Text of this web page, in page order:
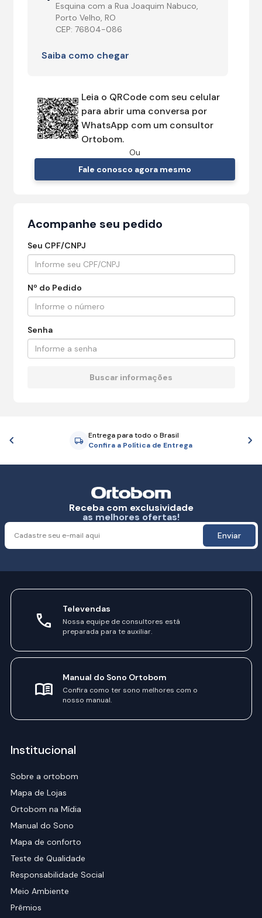
Esquina com a Rua Joaquim Nabuco,
Porto Velho, RO
CEP: 76804-086
Saiba como chegar
Leia o QRCode com seu celular
para abrir uma conversa por
WhatsApp com um consultor
Ortobom.
Ou
Fale conosco agora mesmo
Acompanhe seu pedido
Seu CPF/CNPJ
Nº do Pedido
Senha
Entrega para todo o Brasil
Confira a Política de Entrega
Anterior
Receba com exclusividade
as melhores ofertas!
Enviar
Televendas
Nossa equipe de consultores está
preparada para te auxiliar.
Manual do Sono Ortobom
Confira como ter sono melhores com o
nosso manual.
Institucional
Sobre a ortobom
Mapa de Lojas
Ortobom na Mídia
Manual do Sono
Mapa de conforto
Teste de Qualidade
Responsabilidade Social
Meio Ambiente
Prêmios